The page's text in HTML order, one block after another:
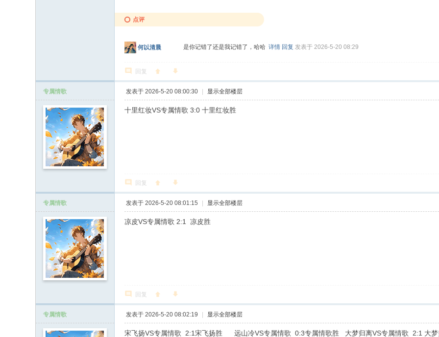
点评
何以清晨 是你记错了还是我记错了，哈哈 详情 回复 发表于 2026-5-20 08:29
回复
专属情歌 发表于 2026-5-20 08:00:30 显示全部楼层
十里红妆VS专属情歌 3:0 十里红妆胜
回复
专属情歌 发表于 2026-5-20 08:01:15 显示全部楼层
凉皮VS专属情歌 2:1 凉皮胜
回复
专属情歌 发表于 2026-5-20 08:02:19 显示全部楼层
宋飞扬VS专属情歌 2:1宋飞扬胜 远山冷VS专属情歌 0:3专属情歌胜 大梦归离VS专属情歌 2:1 大梦